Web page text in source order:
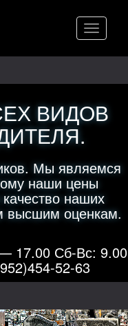
Меню
ВИДОВ
Мы являемся
наши цены
наших
высшим оценкам.
17.00 Сб-Вс: 9.00
52-63